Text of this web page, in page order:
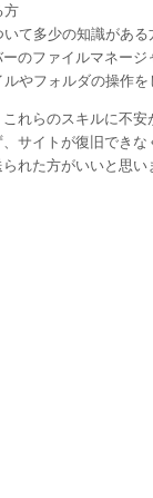
方
いて多少の知識がある
のファイルマネージ
ルやフォルダの操作
れらのスキルに不
サイトが復旧でき
れた方がいいと思い